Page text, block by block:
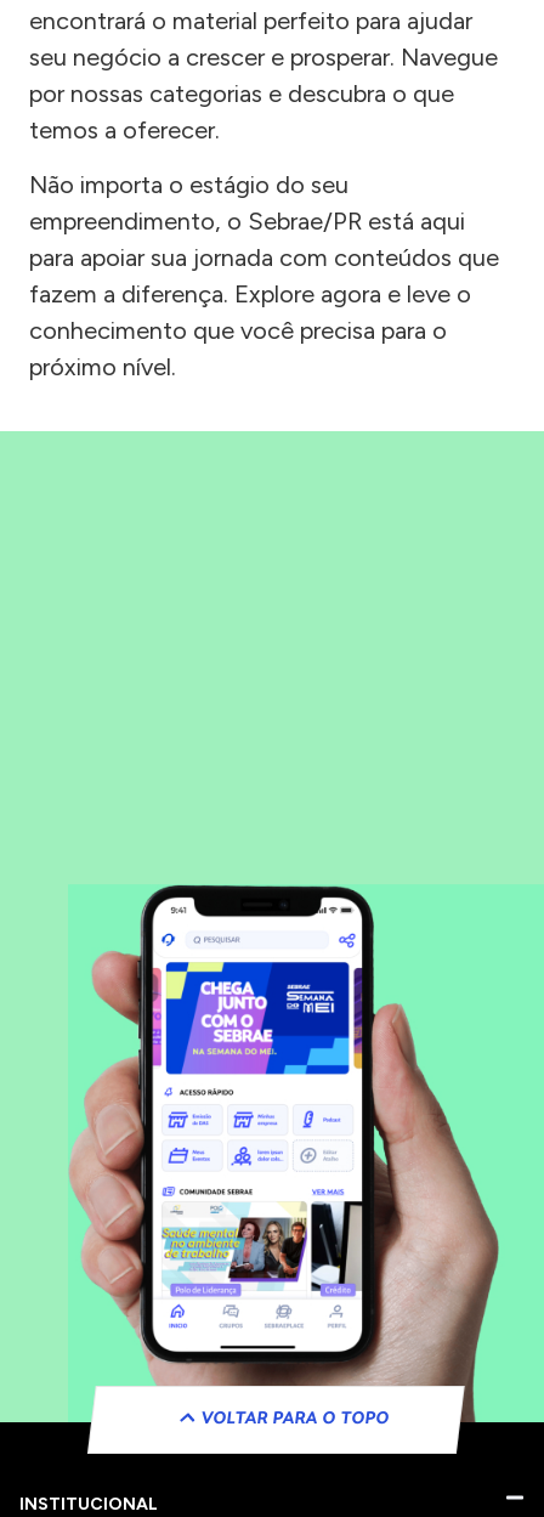
encontrará o material perfeito para ajudar
seu negócio a crescer e prosperar. Navegue
por nossas categorias e descubra o que
temos a oferecer.
Não importa o estágio do seu
empreendimento, o Sebrae/PR está aqui
para apoiar sua jornada com conteúdos que
fazem a diferença. Explore agora e leve o
conhecimento que você precisa para o
próximo nível.
VOLTAR PARA O TOPO
INSTITUCIONAL